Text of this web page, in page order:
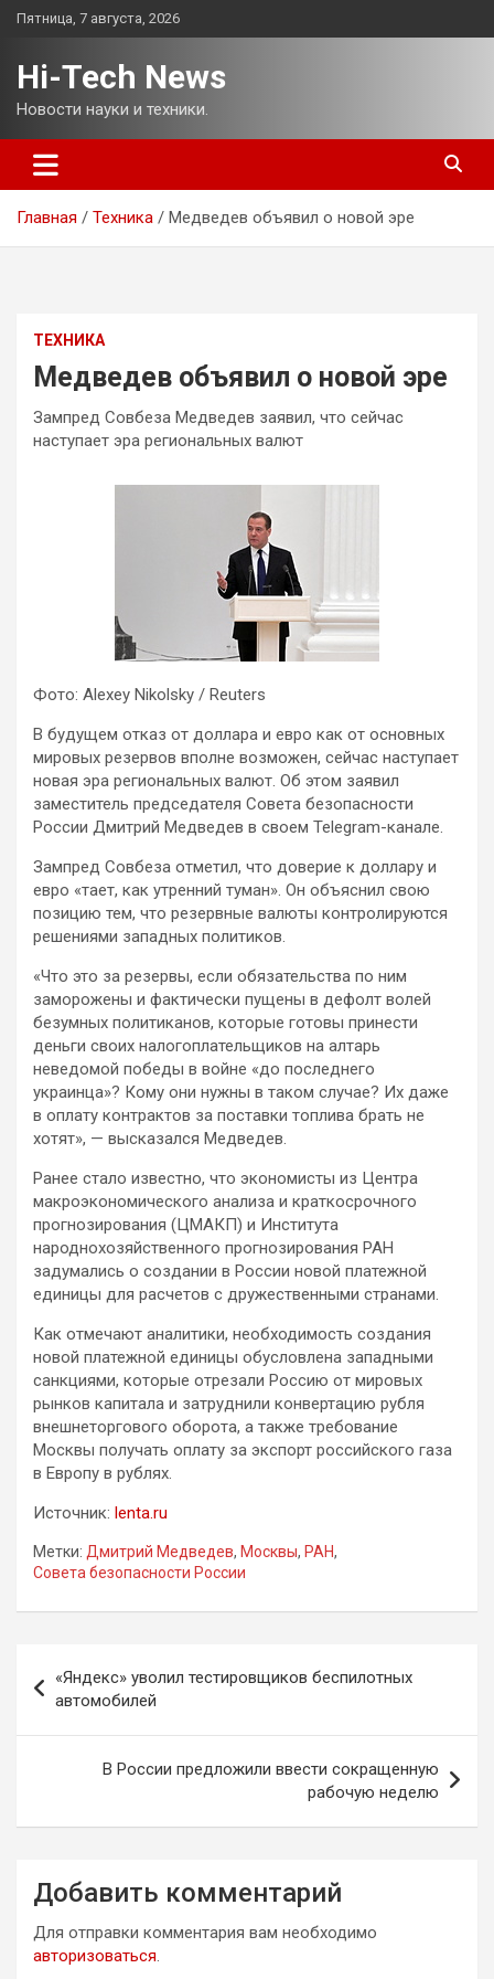
Перейти
Пятница, 7 августа, 2026
Hi-Tech News
Новости науки и техники.
Главная Техника Медведев объявил о новой эре
ТЕХНИКА
Медведев объявил о новой эре
Зампред Совбеза Медведев заявил, что сейчас
наступает эра региональных валют
Фото: Alexey Nikolsky / Reuters
В будущем отказ от доллара и евро как от основных
мировых резервов вполне возможен, сейчас наступает
новая эра региональных валют. Об этом заявил
заместитель председателя Совета безопасности
России Дмитрий Медведев в своем Telegram-канале.
Зампред Совбеза отметил, что доверие к доллару и
евро «тает, как утренний туман». Он объяснил свою
позицию тем, что резервные валюты контролируются
решениями западных политиков.
«Что это за резервы, если обязательства по ним
заморожены и фактически пущены в дефолт волей
безумных политиканов, которые готовы принести
деньги своих налогоплательщиков на алтарь
неведомой победы в войне «до последнего
украинца»? Кому они нужны в таком случае? Их даже
в оплату контрактов за поставки топлива брать не
хотят», — высказался Медведев.
Ранее стало известно, что экономисты из Центра
макроэкономического анализа и краткосрочного
прогнозирования (ЦМАКП) и Института
народнохозяйственного прогнозирования РАН
задумались о создании в России новой платежной
единицы для расчетов с дружественными странами.
Как отмечают аналитики, необходимость создания
новой платежной единицы обусловлена западными
санкциями, которые отрезали Россию от мировых
рынков капитала и затруднили конвертацию рубля
внешнеторгового оборота, а также требование
Москвы получать оплату за экспорт российского газа
в Европу в рублях.
Источник: lenta.ru
Метки: Дмитрий Медведев, Москвы, РАН,
Совета безопасности России
по
записям
«Яндекс» уволил тестировщиков беспилотных
автомобилей
В России предложили ввести сокращенную
рабочую неделю
Добавить комментарий
Для отправки комментария вам необходимо
авторизоваться